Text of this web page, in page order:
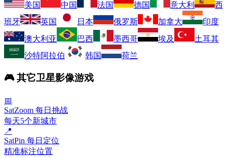
美国 中国 法国 德国 意大利
西
班牙
英国 日本 俄罗斯 加拿大
印度
澳大利亚
巴西 墨西哥 埃及
土耳其
沙特阿拉伯
韩国 荷兰
🎮 其它卫星影像游戏
📅
SatZoom 每日挑战
每天5个新城市
📍
SatPin 每日定位
精准标注位置